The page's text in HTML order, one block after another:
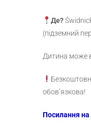
Де?
(підземний
Дитина може
обов’язкова!
Посилання на